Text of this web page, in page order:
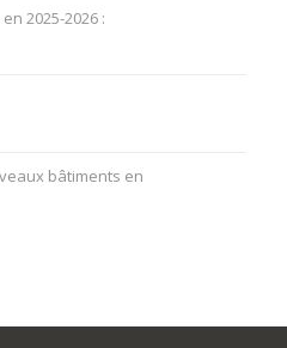
2025-2026 :
bâtiments en